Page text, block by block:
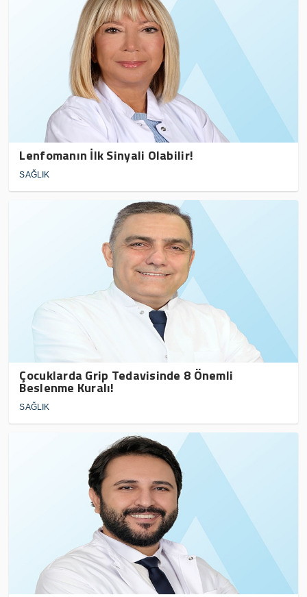
Lenfomanın İlk Sinyali Olabilir!
SAĞLIK
Çocuklarda Grip Tedavisinde 8 Önemli
Beslenme Kuralı!
SAĞLIK